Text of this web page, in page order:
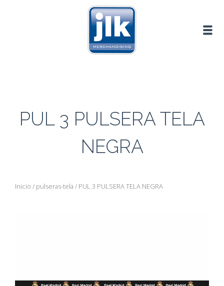
PUL 3 PULSERA TELA
NEGRA
Inicio / pulseras-tela / PUL.3 PULSERA TELA NEGRA